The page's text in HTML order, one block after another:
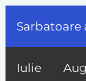
Sarbatoare
Iulie